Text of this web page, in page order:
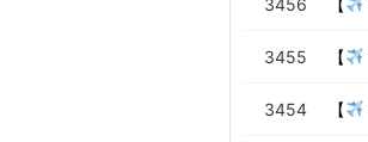
3455 【
3454 【